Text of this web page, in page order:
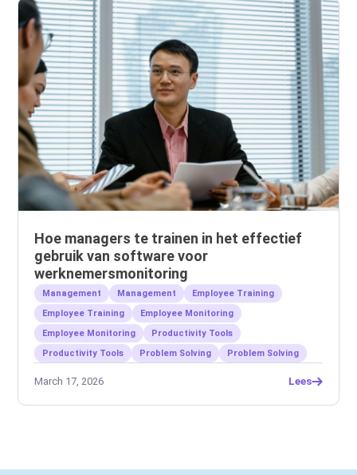
Hoe managers te trainen in het effectief
gebruik van software voor
werknemersmonitoring
Management Management
Employee Training
Employee Training
Employee Monitoring
Employee Monitoring
Productivity Tools
Productivity Tools
Problem Solving Problem Solving
March 17, 2026 Lees